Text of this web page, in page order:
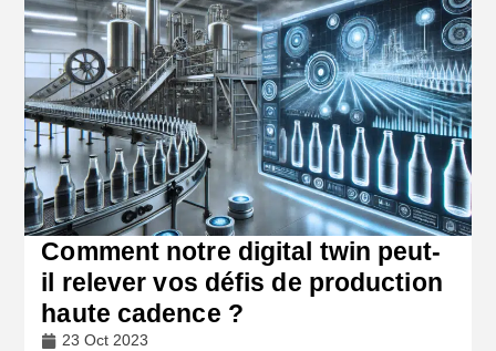
Comment notre digital twin peut-
il relever vos défis de production
haute cadence ?
23 Oct 2023